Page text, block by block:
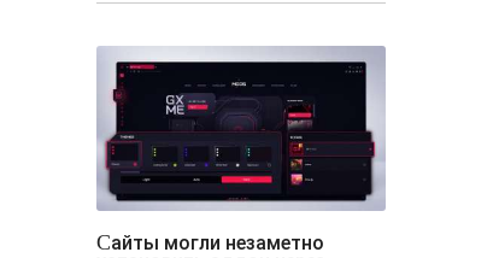
Сайты могли незаметно